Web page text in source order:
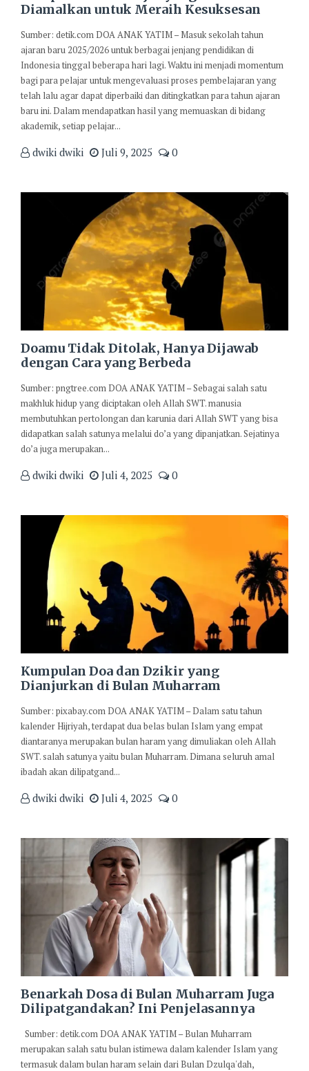
Diamalkan untuk Meraih Kesuksesan
Sumber: detik.com DOA ANAK YATIM – Masuk sekolah tahun
ajaran baru 2025/2026 untuk berbagai jenjang pendidikan di
Indonesia tinggal beberapa hari lagi. Waktu ini menjadi momentum
bagi para pelajar untuk mengevaluasi proses pembelajaran yang
telah lalu agar dapat diperbaiki dan ditingkatkan para tahun ajaran
baru ini. Dalam mendapatkan hasil yang memuaskan di bidang
akademik, setiap pelajar...
dwiki dwiki Juli 9, 2025 0
Doamu Tidak Ditolak, Hanya Dijawab
dengan Cara yang Berbeda
Sumber: pngtree.com DOA ANAK YATIM – Sebagai salah satu
makhluk hidup yang diciptakan oleh Allah SWT. manusia
membutuhkan pertolongan dan karunia dari Allah SWT yang bisa
didapatkan salah satunya melalui do’a yang dipanjatkan. Sejatinya
do’a juga merupakan...
dwiki dwiki Juli 4, 2025 0
Kumpulan Doa dan Dzikir yang
Dianjurkan di Bulan Muharram
Sumber: pixabay.com DOA ANAK YATIM – Dalam satu tahun
kalender Hijriyah, terdapat dua belas bulan Islam yang empat
diantaranya merupakan bulan haram yang dimuliakan oleh Allah
SWT. salah satunya yaitu bulan Muharram. Dimana seluruh amal
ibadah akan dilipatgand...
dwiki dwiki Juli 4, 2025 0
Benarkah Dosa di Bulan Muharram Juga
Dilipatgandakan? Ini Penjelasannya
Sumber: detik.com DOA ANAK YATIM – Bulan Muharram
merupakan salah satu bulan istimewa dalam kalender Islam yang
termasuk dalam bulan haram selain dari Bulan Dzulqa'dah,